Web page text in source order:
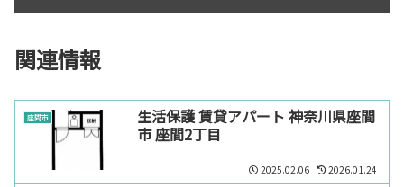
関連情報
座間市
生活保護 賃貸アパート 神奈川県座間
市 座間2丁目
2025.02.06 2026.01.24